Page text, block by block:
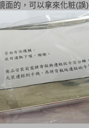
面的，可以拿來化粧(誤)